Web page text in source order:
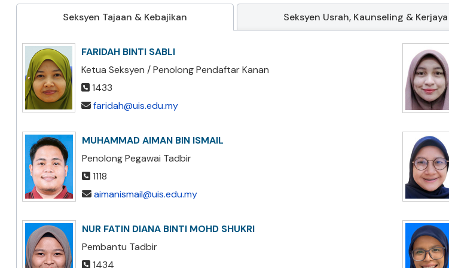
Seksyen Tajaan & Kebajikan Seksyen Usrah, Kaunseling & Kerjaya
FARIDAH BINTI SABLI
Ketua Seksyen / Penolong Pendaftar Kanan
1433
faridah@uis.edu.my
MUHAMMAD AIMAN BIN ISMAIL
Penolong Pegawai Tadbir
1118
aimanismail@uis.edu.my
NUR FATIN DIANA BINTI MOHD SHUKRI
Pembantu Tadbir
1434